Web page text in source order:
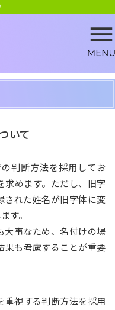
いて
判断方法を採用してお
求めます。ただし、旧字
された姓名が旧字体に変
す。
大事なため、名付けの場
果も考慮することが重要
重視する判断方法を採用